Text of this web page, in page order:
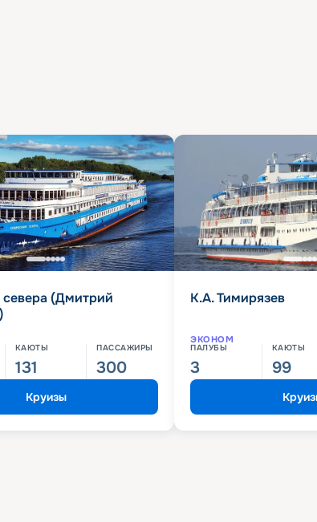
(Дмитрий
КАЮТЫ
131
ПАССАЖИРЫ
300
Круизы
К.А. Тимирязев
ЭКОНОМ
ПАЛУБЫ
3
КАЮТЫ
99